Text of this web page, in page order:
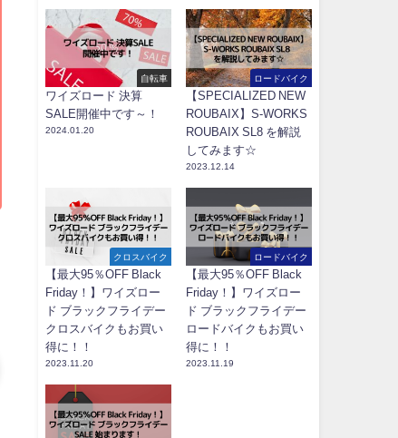
自転車
ワイズロード 決算
SALE開催中です～！
2024.01.20
ロードバイク
【SPECIALIZED NEW
ROUBAIX】S-WORKS
ROUBAIX SL8 を解説
してみます☆
2023.12.14
クロスバイク
【最大95％OFF Black
Friday！】ワイズロー
ド ブラックフライデー
クロスバイクもお買い
得に！！
2023.11.20
ロードバイク
【最大95％OFF Black
Friday！】ワイズロー
ド ブラックフライデー
ロードバイクもお買い
得に！！
2023.11.19